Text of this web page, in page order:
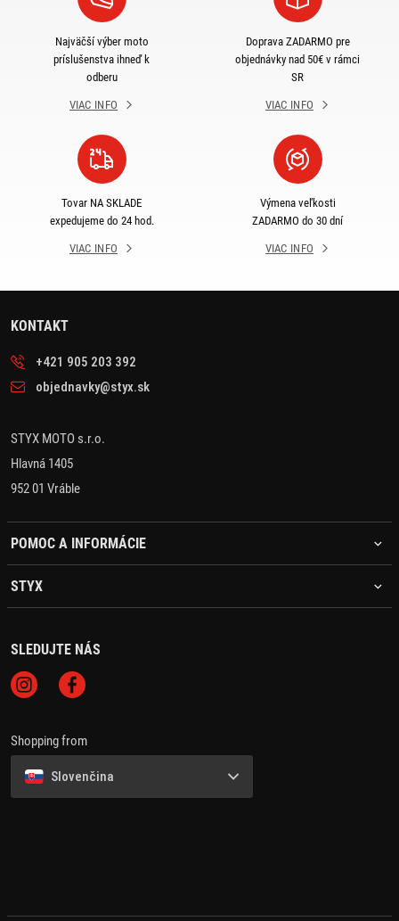
Najväčší výber moto
príslušenstva ihneď k
odberu
VIAC INFO
Doprava ZADARMO pre
objednávky nad 50€ v rámci
SR
VIAC INFO
Tovar NA SKLADE
expedujeme do 24 hod.
VIAC INFO
Výmena veľkosti
ZADARMO do 30 dní
VIAC INFO
KONTAKT
+421 905 203 392
objednavky@styx.sk
STYX MOTO s.r.o.
Hlavná 1405
952 01 Vráble
POMOC A INFORMÁCIE
STYX
SLEDUJTE NÁS
Shopping from
Slovenčina